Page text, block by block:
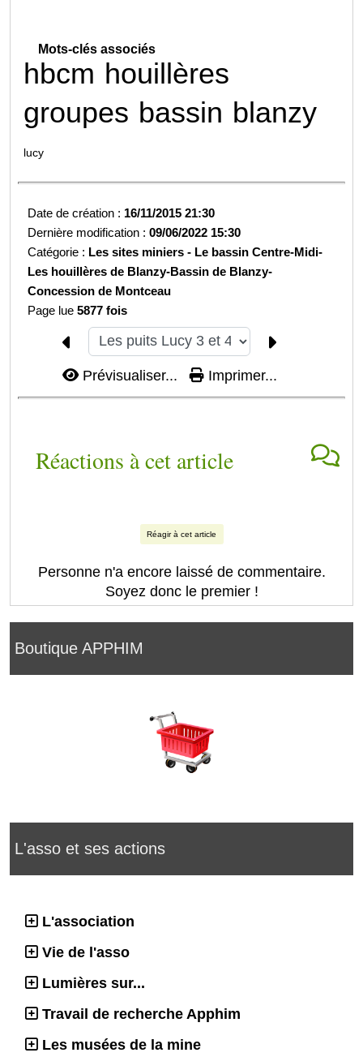
Boutique APPHIM
L'asso et ses actions
L'association
Vie de l'asso
Lumières sur...
Travail de recherche Apphim
Les musées de la mine
Mots-clés associés
hbcm houillères
groupes bassin blanzy
lucy
Date de création : 16/11/2015 21:30
Dernière modification :09/06/2022 15:30
Catégorie : Les sites miniers - Le bassin Centre-Midi-
Les houillères de Blanzy-Bassin de Blanzy-
Concession de Montceau
Page lue5877 fois
Prévisualiser... Imprimer...
Réactions à cet article
Réagir à cet article
Personne n'a encore laissé de commentaire.
Soyez donc le premier !